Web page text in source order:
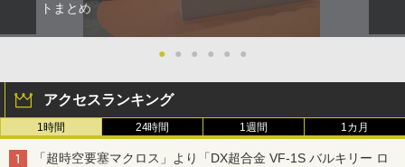
トまとめ
● ● ● ● ● ●
アクセスランキング
1時間 24時間 1週間 1カ月
「超時空要塞マクロス」より「DX超合金 VF-1S バルキリー ロ